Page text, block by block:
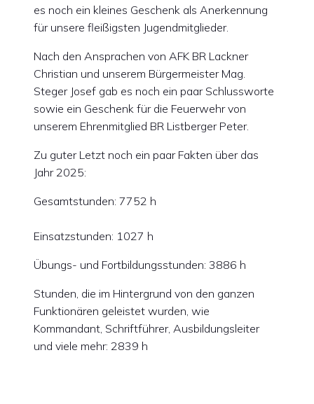
es noch ein kleines Geschenk als Anerkennung
für unsere fleißigsten Jugendmitglieder.
Nach den Ansprachen von AFK BR Lackner
Christian und unserem Bürgermeister Mag.
Steger Josef gab es noch ein paar Schlussworte
sowie ein Geschenk für die Feuerwehr von
unserem Ehrenmitglied BR Listberger Peter.
Zu guter Letzt noch ein paar Fakten über das
Jahr 2025:
Gesamtstunden: 7752 h
Einsatzstunden: 1027 h
Übungs- und Fortbildungsstunden: 3886 h
Stunden, die im Hintergrund von den ganzen
Funktionären geleistet wurden, wie
Kommandant, Schriftführer, Ausbildungsleiter
und viele mehr: 2839 h